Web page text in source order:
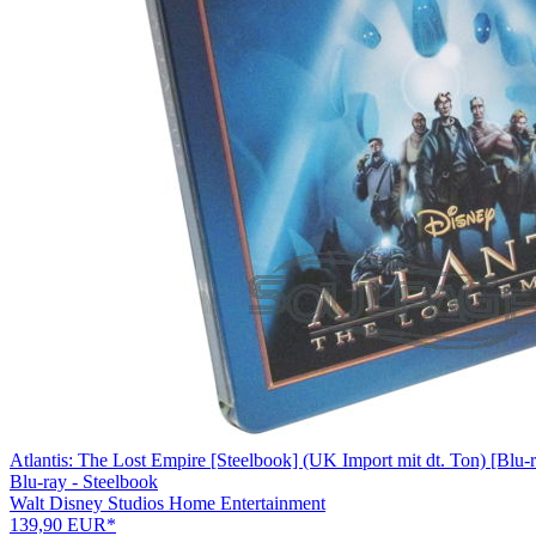
Atlantis: The Lost Empire [Steelbook] (UK Import mit dt. Ton) [Blu-
Blu-ray - Steelbook
Walt Disney Studios Home Entertainment
139,90 EUR*